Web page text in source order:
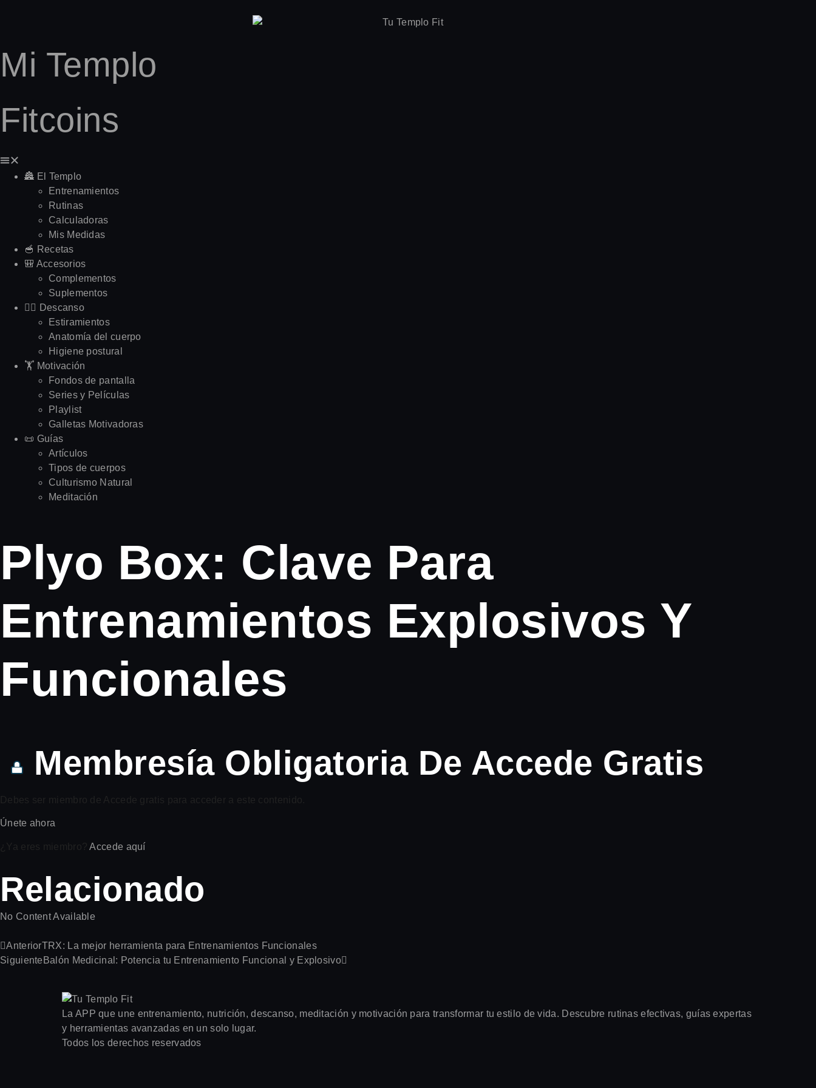
Mi Templo
Fitcoins
🏯 El Templo
Entrenamientos
Rutinas
Calculadoras
Mis Medidas
🥣 Recetas
🎒 Accesorios
Complementos
Suplementos
🧘‍♂️ Descanso
Estiramientos
Anatomía del cuerpo
Higiene postural
🏋️ Motivación
Fondos de pantalla
Series y Películas
Playlist
Galletas Motivadoras
📜 Guías
Artículos
Tipos de cuerpos
Culturismo Natural
Meditación
Plyo Box: Clave Para
Entrenamientos Explosivos Y
Funcionales
Membresía Obligatoria De Accede Gratis
Debes ser miembro de Accede gratis para acceder a este contenido.
Únete ahora
¿Ya eres miembro?Accede aquí
Relacionado
No Content Available
AnteriorTRX: La mejor herramienta para Entrenamientos Funcionales
SiguienteBalón Medicinal: Potencia tu Entrenamiento Funcional y Explosivo
La APP que une entrenamiento, nutrición, descanso, meditación y motivación para transformar tu estilo de vida. Descubre rutinas efectivas, guías expertas
y herramientas avanzadas en un solo lugar.
Todos los derechos reservados